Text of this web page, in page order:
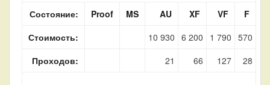
Состояние:
Proof MS AU XF VF
F
Стоимость:
10 930 6 200 1 790 570
Проходов:
21 66 127 28